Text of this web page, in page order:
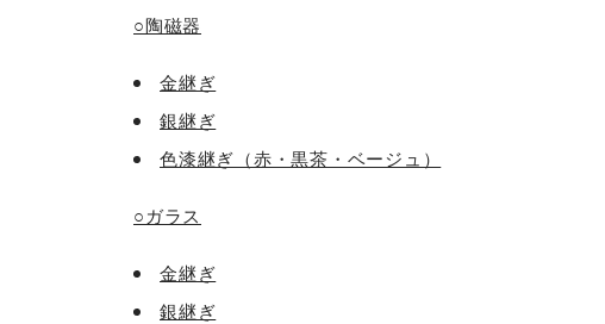
○陶磁器
金継ぎ
銀継ぎ
色漆継ぎ（赤・黒茶・ベージュ）
○ガラス
金継ぎ
銀継ぎ